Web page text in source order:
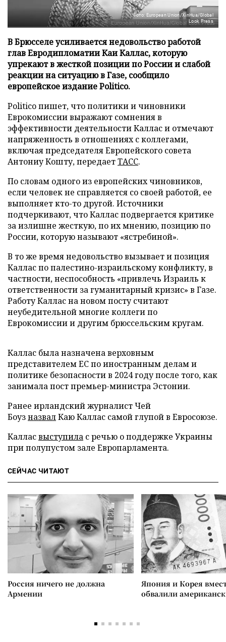
Фото: European Union/XinHua/Global
Look Press
В Брюсселе усиливается недовольство работой
глав Евродипломатии Каи Каллас, которую
упрекают в жесткой позиции по России и слабой
реакции на ситуацию в Газе, сообщило
европейское издание Politico.
Politico пишет, что политики и чиновники
Еврокомиссии выражают сомнения в
эффективности деятельности Каллас и отмечают
напряженность в отношениях с коллегами,
включая председателя Европейского совета
Антониу Кошту, передаетТАСС.
По словам одного из европейских чиновников,
если человек не справляется со своей работой, ее
выполняет кто-то другой. Источники
подчеркивают, что Каллас подвергается критике
за излишне жесткую, по их мнению, позицию по
России, которую называют «ястребиной».
В то же время недовольство вызывает и позиция
Каллас по палестино-израильскому конфликту, в
частности, неспособность «привлечь Израиль к
ответственности за гуманитарный кризис» в Газе.
Работу Каллас на новом посту считают
неубедительной многие коллеги по
Еврокомиссии и другим брюссельским кругам.
Каллас была назначена верховным
представителем ЕС по иностранным делам и
политике безопасности в 2024 году после того, как
занимала пост премьер-министра Эстонии.
Ранее ирландский журналист Чей
БоузназвалКаю Каллас самой глупой в Евросоюзе.
Калласвыступила с речью о поддержке Украины
при полупустом зале Европарламента.
СЕЙЧАС ЧИТАЮТ
Россия ничего не должна
Армении
Япония и Корея
обвалили